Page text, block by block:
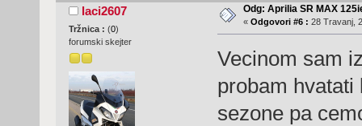
laci2607
Tržnica : (0)
forumski skejter
Odg: Aprilia SR MAX
« Odgovori #6 : 28 Travanj,
Vecinom sam
probam
sezone pa